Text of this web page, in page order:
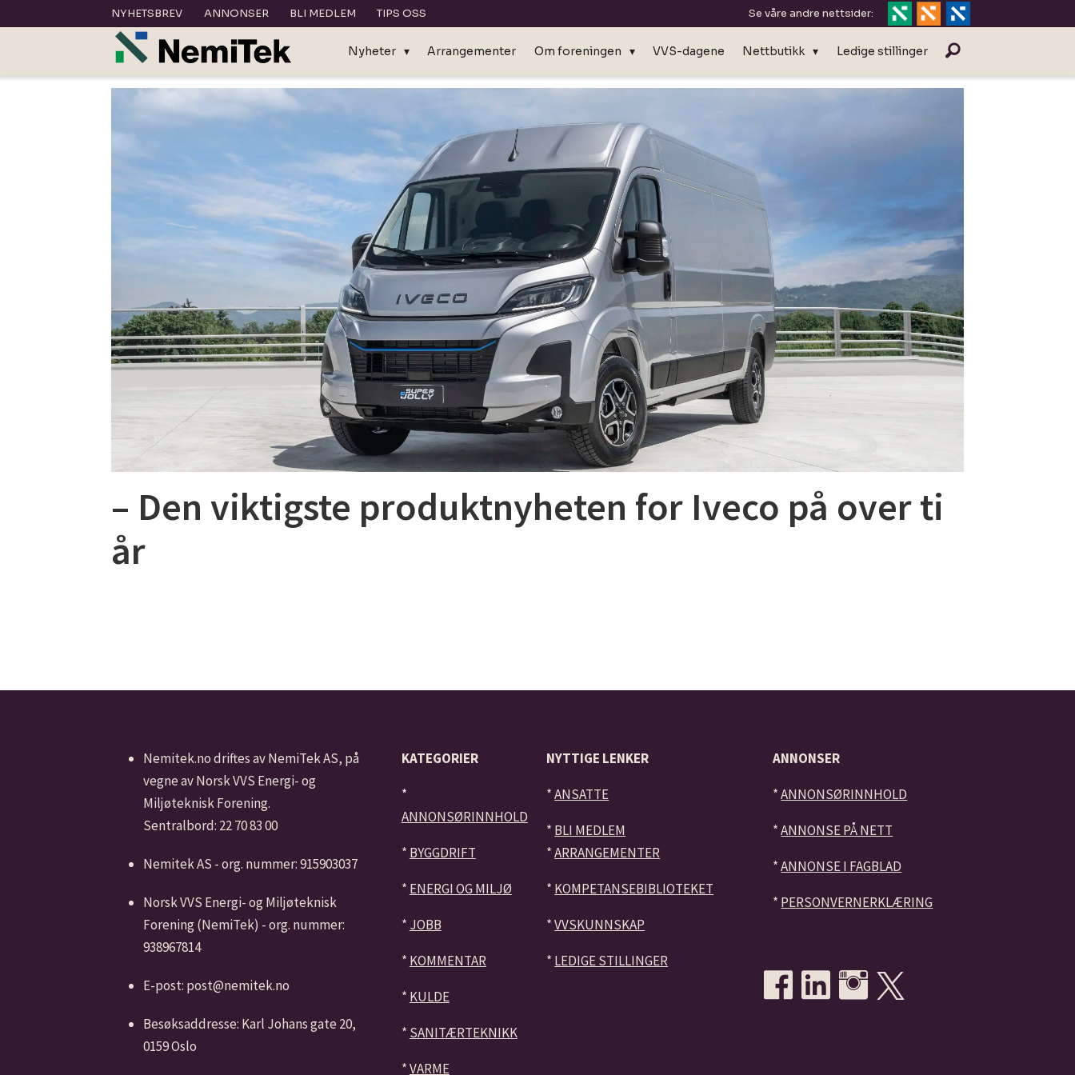
NYHETSBREV ANNONSER BLI MEDLEM TIPS OSS Se våre andre nettsider:
Nyheter Arrangementer Om foreningen VVS-dagene Nettbutikk Ledige stillinger
nyttekjøretøy
– Den viktigste produktnyheten for Iveco på over ti
år
Nemitek.no driftes av NemiTek AS, på
vegne av Norsk VVS Energi- og
Miljøteknisk Forening.
Sentralbord: 22 70 83 00
Nemitek AS - org. nummer: 915903037
Norsk VVS Energi- og Miljøteknisk
Forening (NemiTek) - org. nummer:
938967814
E-post: post@nemitek.no
Besøksaddresse: Karl Johans gate 20,
0159 Oslo
KATEGORIER
*
ANNONSØRINNHOLD
* BYGGDRIFT
* ENERGI OG MILJØ
* JOBB
* KOMMENTAR
* KULDE
* SANITÆRTEKNIKK
*VARME
NYTTIGE LENKER
*ANSATTE
* BLI MEDLEM
*ARRANGEMENTER
* KOMPETANSEBIBLIOTEKET
*VVSKUNNSKAP
* LEDIGE STILLINGER
ANNONSER
*ANNONSØRINNHOLD
*ANNONSE PÅ NETT
*ANNONSE I FAGBLAD
* PERSONVERNERKLÆRING